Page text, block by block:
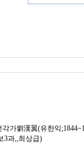
가劉漢翼(유한익
3과,,최상급)